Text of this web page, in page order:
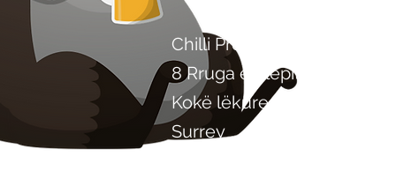
Chilli Project Artisan Foods
8 Rruga e Plepit
Kokë lëkure
Surrey